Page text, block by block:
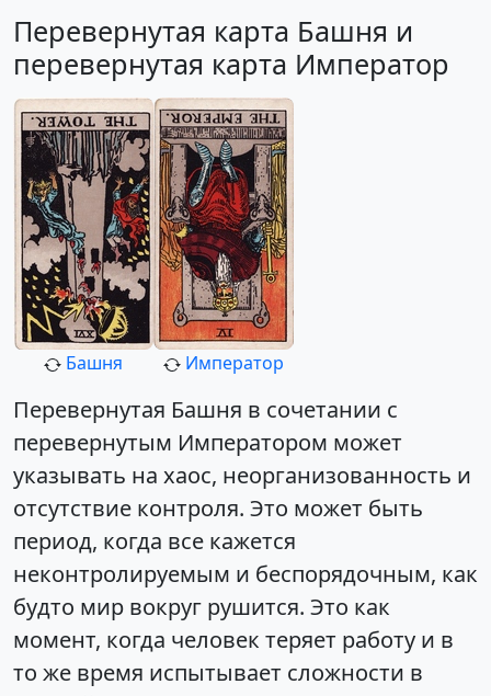
Перевернутая карта Башня и
перевернутая карта Император
Башня Император
Перевернутая Башня в сочетании с
перевернутым Императором может
указывать на хаос, неорганизованность и
отсутствие контроля. Это может быть
период, когда все кажется
неконтролируемым и беспорядочным, как
будто мир вокруг рушится. Это как
момент, когда человек теряет работу и в
то же время испытывает сложности в